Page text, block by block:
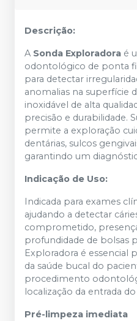
Descrição:
A Sonda Exploradora é
odontológico de ponta
para detectar
anomalias na superfície
inoxidável de alta
precisão e durabilidade.
permite a exploração
dentárias, sulcos
garantindo um
Indicação de Uso:
Indicada para exames
ajudando a detectar
comprometido,
profundidade de bolsas
Exploradora é essencial
da saúde bucal do
procedimento
localização da entrada
Pré-limpeza imediata